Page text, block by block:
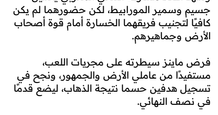
جسيم وسمير المورابيط، لكن حضورهما لم يكن
كافيًا لتجنيب فريقهما الخسارة أمام قوة أصحاب
الأرض وجماهيرهم.
فرض ماينز سيطرته على مجريات اللعب،
مستفيدًا من عاملي الأرض والجمهور، ونجح في
تسجيل هدفين حسما نتيجة الذهاب، ليضع قدمًا
في نصف النهائي.